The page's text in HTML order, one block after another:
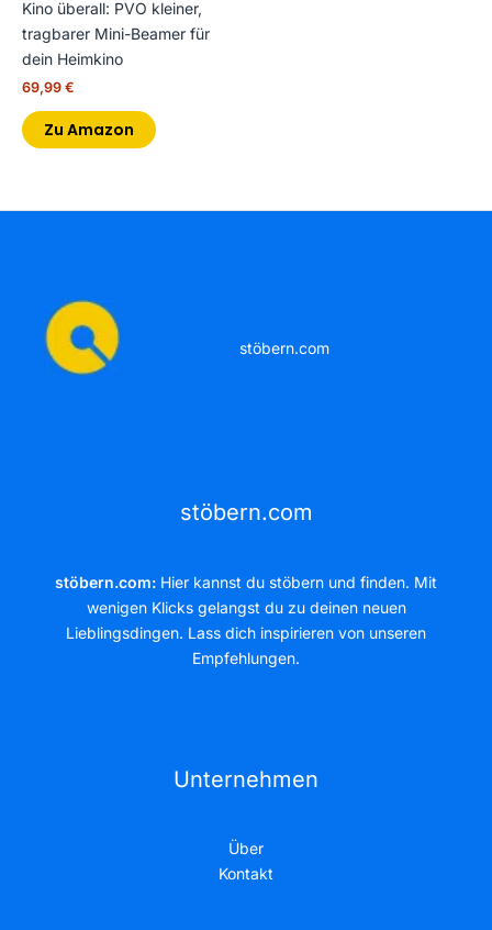
Kino überall: PVO kleiner,
tragbarer Mini-Beamer für
dein Heimkino
69,99 €
Zu Amazon
stöbern.com
stöbern.com
stöbern.com: Hier kannst du stöbern und finden. Mit
wenigen Klicks gelangst du zu deinen neuen
Lieblingsdingen. Lass dich inspirieren von unseren
Empfehlungen.
Unternehmen
Über
Kontakt